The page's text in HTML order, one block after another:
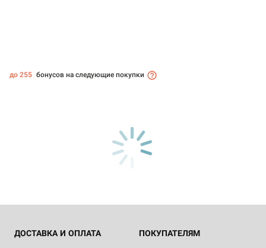
до 255 бонусов на следующие покупки
ДОСТАВКА И ОПЛАТА ПОКУПАТЕЛЯМ